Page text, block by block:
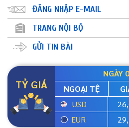
ĐĂNG NHẬP E-MAIL
TRANG NỘI BỘ
GỬI TIN BÀI
TỶ GIÁ
NGÀY
NGOẠI TỆ
USD
EUR